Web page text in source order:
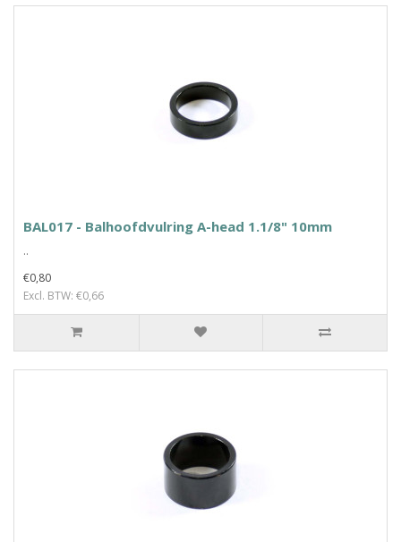
BAL017 - Balhoofdvulring A-head 1.1/8" 10mm
..
€0,80
Excl. BTW: €0,66